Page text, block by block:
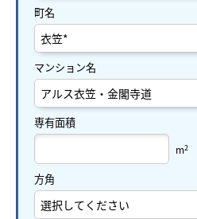
町名
マンション名
専有面積
m2
方角